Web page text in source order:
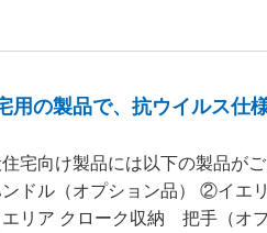
用の製品で、抗ウイルス仕
宅向け製品には以下の製品
ドル（オプション品） ②イエ
リア クローク収納 把手（オ